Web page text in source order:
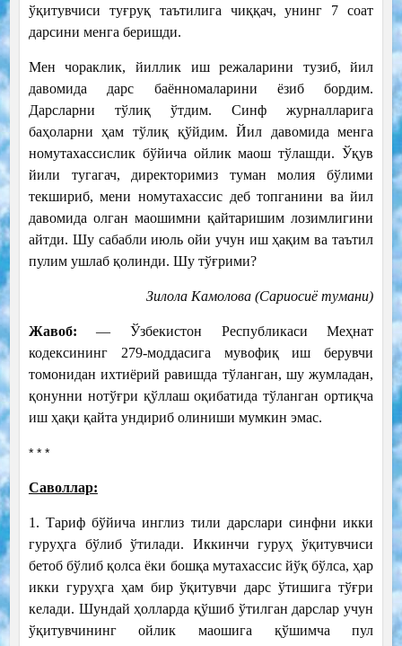
ўқитувчиси туғруқ таътилига чиққач, унинг 7 соат
дарсини менга беришди.
Мен чораклик, йиллик иш режаларини тузиб, йил
давомида дарс баённомаларини ёзиб бордим.
Дарсларни тўлиқ ўтдим. Синф журналларига
баҳоларни ҳам тўлиқ қўйдим. Йил давомида менга
номутахассислик бўйича ойлик маош тўлашди. Ўқув
йили тугагач, директоримиз туман молия бўлими
текшириб, мени номутахассис деб топганини ва йил
давомида олган маошимни қайтаришим лозимлигини
айтди. Шу сабабли июль ойи учун иш ҳақим ва таътил
пулим ушлаб қолинди. Шу тўғрими?
Зилола Камолова (Сариосиё тумани)
Жавоб: — Ўзбекистон Республикаси Меҳнат
кодексининг 279-моддасига мувофиқ иш берувчи
томонидан ихтиёрий равишда тўланган, шу жумладан,
қонунни нотўғри қўллаш оқибатида тўланган ортиқча
иш ҳақи қайта ундириб олиниши мумкин эмас.
* * *
Саволлар:
1. Тариф бўйича инглиз тили дарслари синфни икки
гуруҳга бўлиб ўтилади. Иккинчи гуруҳ ўқитувчиси
бетоб бўлиб қолса ёки бошқа мутахассис йўқ бўлса, ҳар
икки гуруҳга ҳам бир ўқитувчи дарс ўтишига тўғри
келади. Шундай ҳолларда қўшиб ўтилган дарслар учун
ўқитувчининг ойлик маошига қўшимча пул